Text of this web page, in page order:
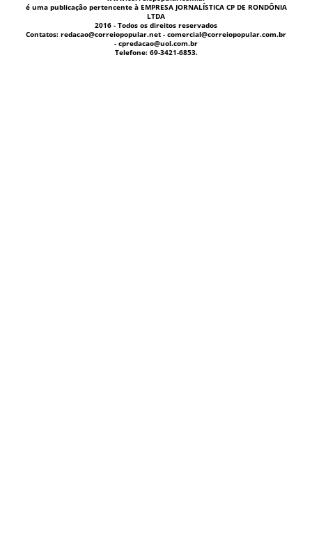
é uma publicação pertencente à EMPRESA JORNALÍSTICA CP DE RONDÔNIA
LTDA
2016 - Todos os direitos reservados
Contatos: redacao@correiopopular.net - comercial@correiopopular.com.br
- cpredacao@uol.com.br
Telefone: 69-3421-6853.